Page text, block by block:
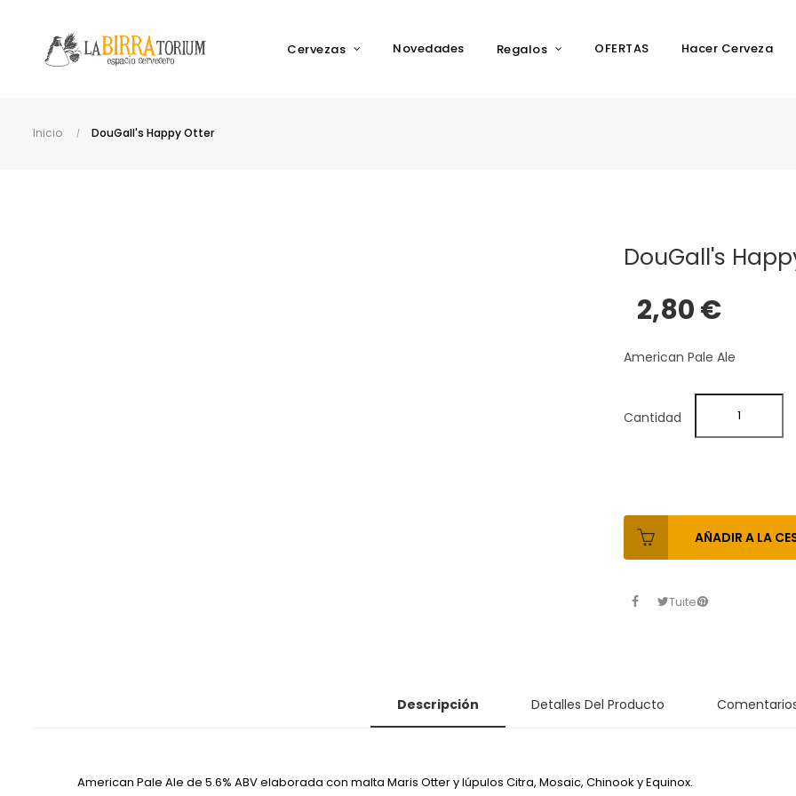
Cervezas Novedades Regalos OFERTAS Hacer Cerveza
Inicio DouGall's Happy Otter
DouGall's
2,80 €
American Pale Ale
Cantidad
AÑADIR A LA
Tuitear
Descripción Detalles Del Producto
American Pale Ale de 5.6% ABV elaborada con malta Maris Otter y lúpulos Citra, Mosaic, Chinook y Equinox.